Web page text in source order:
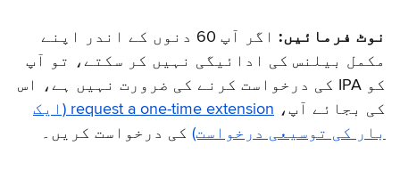
نوٹ فرمائیں:
اگر آپ 60 دنوں کے اندر اپنے
مکمل بیلنس کی ادائیگی نہیں کر سکتے، تو آپ
کو IPA کی درخواست کرنے کی ضرورت نہیں ہے، اس
کی بجائے آپ،
request a one-time extension (ایک
بار کی توسیعی درخواست) کی درخواست کریں۔